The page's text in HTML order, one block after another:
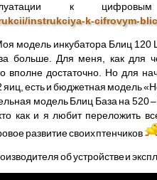
к
instrukciya-k-cifrovym-
модель инкубатора Блиц 120
больше. Для меня, как для
вполне достаточно. Но для
есть и бюджетная модель
модель Блиц База на 520
как и я любит переложить
развитие своих птенчиков
об устройстве и